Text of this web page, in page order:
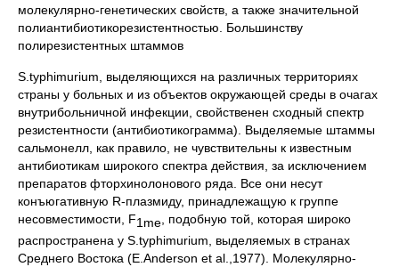
молекулярно-генетических свойств, а также значительной
полиантибиотикорезистентностью. Большинству
полирезистентных штаммов
S.typhimurium, выделяющихся на различных территориях
страны у больных и из объектов окружающей среды в очагах
внутрибольничной инфекции, свойственен сходный спектр
резистентности (антибиотикограмма). Выделяемые штаммы
сальмонелл, как правило, не чувствительны к известным
антибиотикам широкого спектра действия, за исключением
препаратов фторхинолонового ряда. Все они несут
конъюгативную R-плазмиду, принадлежащую к группе
несовместимости, F1mе , подобную той, которая широко
распространена у S.typhimurium, выделяемых в странах
Среднего Востока (Е.Аnderson et al.,1977). Молекулярно-